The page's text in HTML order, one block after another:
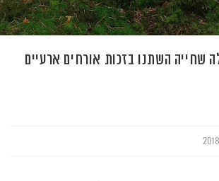
שחייה השתנו בזכות אורחים ארעיים